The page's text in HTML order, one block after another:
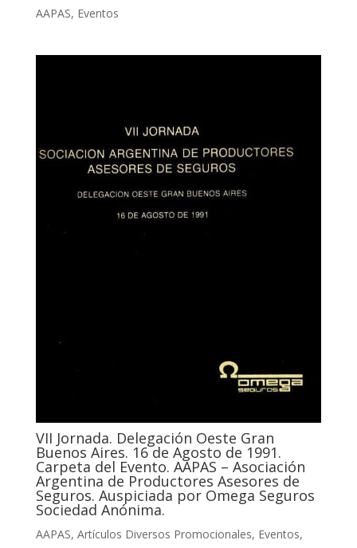
AAPAS, Eventos
VII Jornada. Delegación Oeste Gran
Buenos Aires. 16 de Agosto de 1991.
Carpeta del Evento. AAPAS – Asociación
Argentina de Productores Asesores de
Seguros. Auspiciada por Omega Seguros
Sociedad Anónima.
AAPAS, Artículos Diversos Promocionales, Eventos,